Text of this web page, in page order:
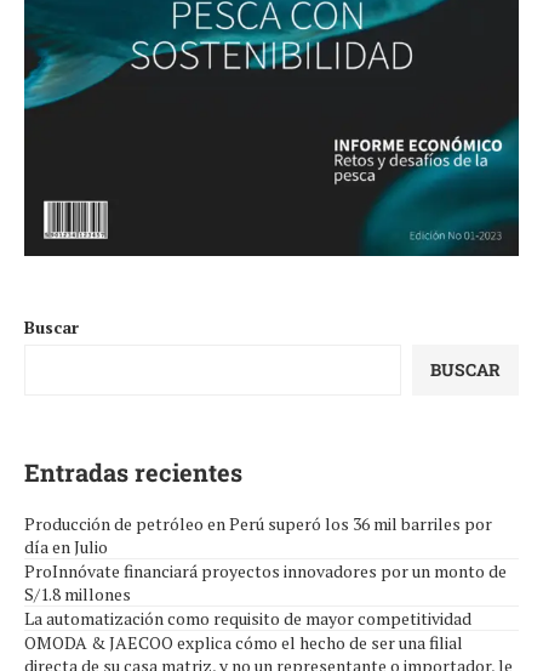
Buscar
BUSCAR
Entradas recientes
Producción de petróleo en Perú superó los 36 mil barriles por
día en Julio
ProInnóvate financiará proyectos innovadores por un monto de
S/1.8 millones
La automatización como requisito de mayor competitividad
OMODA & JAECOO explica cómo el hecho de ser una filial
directa de su casa matriz, y no un representante o importador, le